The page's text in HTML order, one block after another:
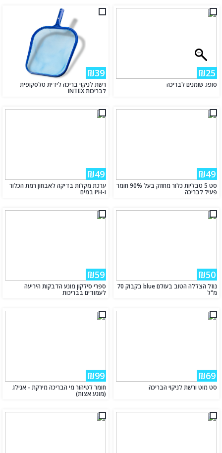
₪25
סופג שומנים לבריכה
₪39
רשת לניקוי בריכה לידית טלסקופית
לבריכות INTEX
₪49
סט 5 טבליות כלור מחוזק בעל 90% חומר
פעיל לבריכה
₪49
ערכת מקלות בדיקה לאבחון רמת הכלור
ו-PH במים
₪50
נוזל הצללה הטוב בעולם blue בקבוק 70
מ"ל
₪59
ספרי סילקון מונע הדבקות היריעה
לעמודים בבריכות
₪69
סט מוט ורשת לניקוי הבריכה
₪99
חומר לטיהור מי הבריכה מירקת - אנילג
(מונע אצות)